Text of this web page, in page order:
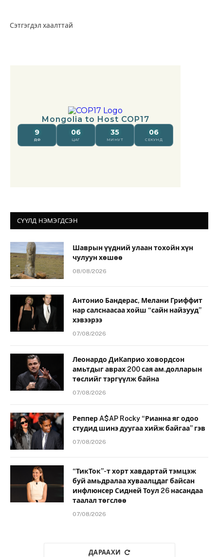
Сэтгэгдэл хаалттай
СҮҮЛД НЭМЭГДСЭН
Шаврын үүдний улаан тохойн хүн
чулуун хөшөө
08/08/2026
Антонио Бандерас, Мелани Гриффит
нар салснаасаа хойш “сайн найзууд”
хэвээрээ
07/08/2026
Леонардо ДиКаприо ховордсон
амьтдыг аврах 200 сая ам.долларын
төслийг тэргүүлж байна
07/08/2026
Реппер A$AP Rocky “Рианна яг одоо
студид шинэ дуугаа хийж байгаа” гэв
07/08/2026
“ТикТок”-т хорт хавдартай тэмцэж
буй амьдралаа хуваалцдаг байсан
инфлюнсер Сидней Тоул 26 насандаа
таалал төгслөө
07/08/2026
ДАРААХИ